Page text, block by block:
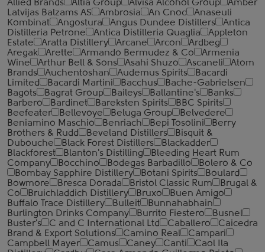
Allied Brands
Altia Group Alvisa Alcohol Group
Amber
Latvijas Balzams AS
Ambrosia An Cnoc
Anaseuli
Kombinat
Angostura Angus Dundee Distillers
Antica
Distilleria Petrone
Antica Distilleria Quaglia
Appleton
Estate
Aratta Distillery Arcane Arcon
Ardbeg
Aregak
Arette Armando Bermudez & Co
Armenia
Wine
Arthur Bell & Sons Asahi Shuzo Ascaneli
Atom
Brands
Auchentoshan Audemus Spirits
Bacardi
Limited
Bacardi Martini Bacchus
Bache-Gabrielsen
Bagots
Bagrat Group Baileys Ballantine's
Banks
Barbero
Bardinet Bareksten Spirits
BBC Spirits
Beefeater
Bellevoye Beluga Group
Belvedere
Beniamino Maschio
Benriach Bepi Tosolini
Berry
Brothers & Rudd
Beveland Distillers
Bisquit &
Dubouche
Black Forest Distillers
Blackadder
Blackforest
Blanton's Distilling
Bleeding Heart Rum
Company
Bocchino Bodegas Barbadillo
Bolero & Co
Bombay Sapphire Distillery
Botani Spirits
Boulard
Bowmore
Bresca Dorada Bristol Classic Rum
Brugal &
Co
Bruichladdich Distillery Bruxo
Buen Amigo
Buffalo Trace Distillery
Bulleit
Bunnahabhain
Burlington Drinks Company
Burrito Fiestero
Busnel
Buster's
C and C International Ltd Caballero
Caicedra
Brand & Export Solutions
Camino Real
Campari
Campbell Mayer
Camus Caney Canti
Caol Ila